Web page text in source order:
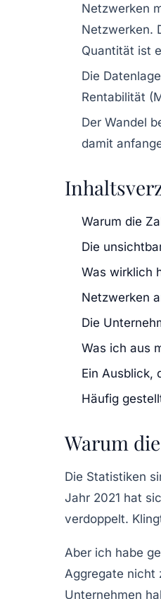
Netzwerken
Netzwerken.
Quantität ist
Die
Rentabilität
Der Wandel
damit
Warum die
Die
Was wirklich
Netzwerken
Die
Was ich aus
Ein Ausblick,
Häufig
Warum
Die Statistiken
Jahr 2021 hat
verdoppelt.
Aber ich habe
Aggregate nicht
Unternehmen